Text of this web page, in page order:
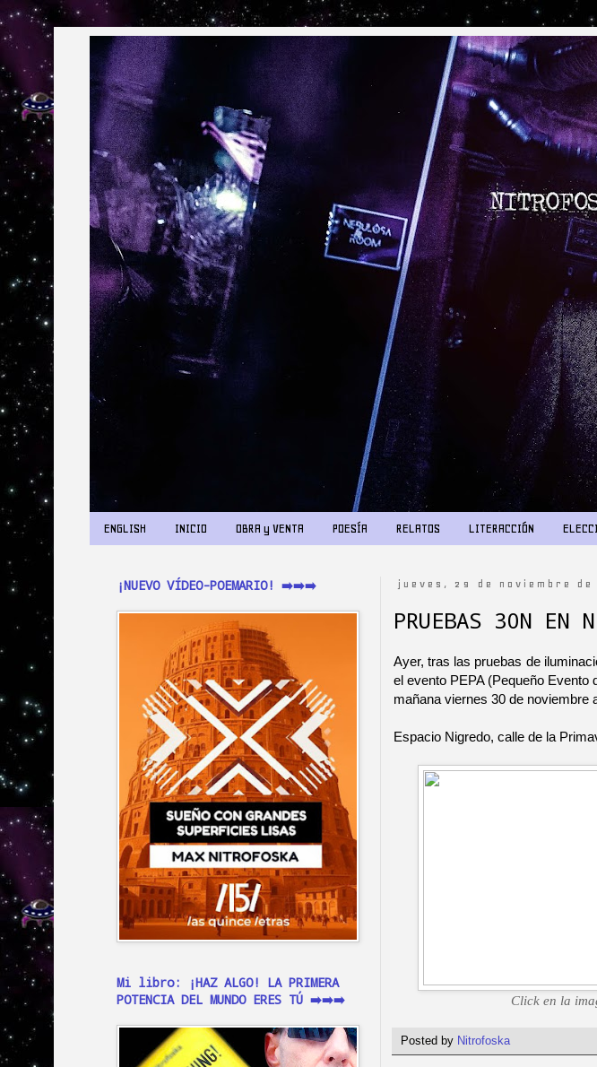
ENGLISH INICIO OBRA y VENTA POESÍA RELATOS LITERACCIÓN
jueves, 29 de noviembre de
PRUEBAS 30N EN
Ayer, tras las pruebas de
el evento PEPA (Pequeño Evento
mañana viernes 30 de noviembre
Espacio Nigredo, calle de la
Click en la
Posted by Nitrofoska
¡NUEVO VÍDEO-POEMARIO! ➡️➡️➡️
Mi libro: ¡HAZ ALGO! LA PRIMERA
POTENCIA DEL MUNDO ERES TÚ ➡️➡️➡️